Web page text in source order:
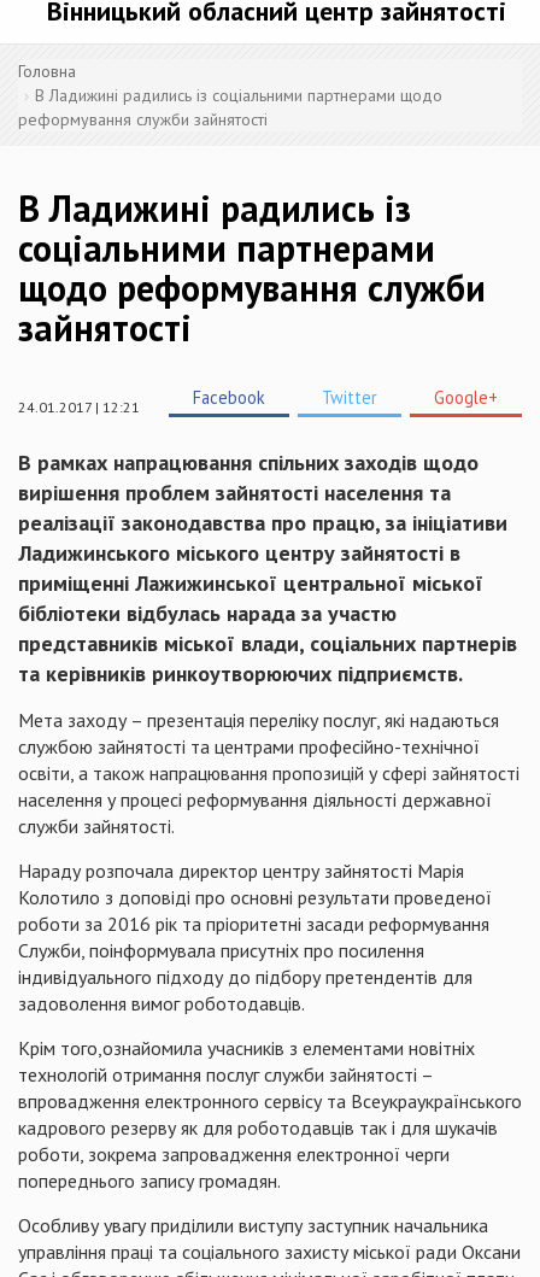
Вінницький обласний центр зайнятості
Головна
В Ладижині радились із соціальними партнерами щодо
реформування служби зайнятості
В Ладижині радились із
соціальними партнерами
щодо реформування служби
зайнятості
24.01.2017 | 12:21 Facebook Twitter Google+
В рамках напрацювання спільних заходів щодо
вирішення проблем зайнятості населення та
реалізації законодавства про працю, за ініціативи
Ладижинського міського центру зайнятості в
приміщенні Лажижинської центральної міської
бібліотеки відбулась нарада за участю
представників міської влади, соціальних партнерів
та керівників ринкоутворюючих підприємств.
Мета заходу – презентація переліку послуг, які надаються
службою зайнятості та центрами професійно-технічної
освіти, а також напрацювання пропозицій у сфері зайнятості
населення у процесі реформування діяльності державної
служби зайнятості.
Нараду розпочала директор центру зайнятості Марія
Колотило з доповіді про основні результати проведеної
роботи за 2016 рік та пріоритетні засади реформування
Служби, поінформувала присутніх про посилення
індивідуального підходу до підбору претендентів для
задоволення вимог роботодавців.
Крім того,ознайомила учасників з елементами новітніх
технологій отримання послуг служби зайнятості –
впровадження електронного сервісу та Всеукраукраїнського
кадрового резерву як для роботодавців так і для шукачів
роботи, зокрема запровадження електронної черги
попереднього запису громадян.
Особливу увагу приділили виступу заступник начальника
управління праці та соціального захисту міської ради Оксани